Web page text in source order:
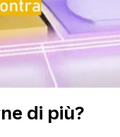
di più?